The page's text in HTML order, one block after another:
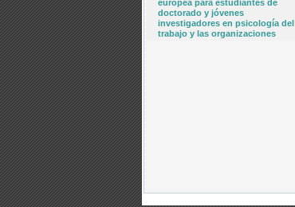
europea para estudiantes de
doctorado y jóvenes
investigadores en psicología del
trabajo y las organizaciones